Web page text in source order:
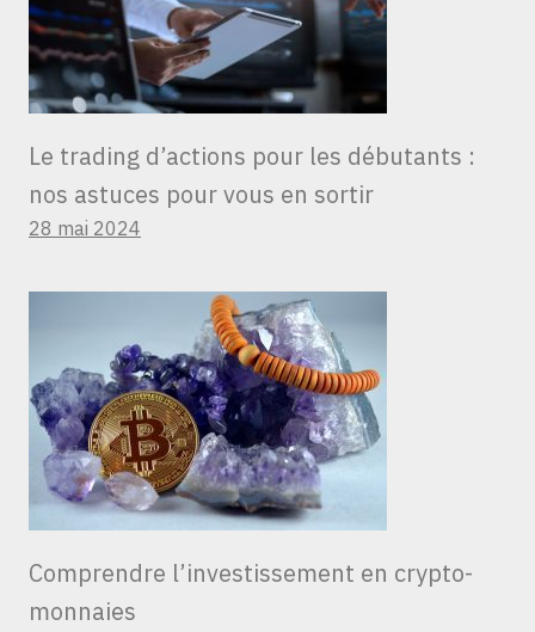
Le trading d’actions pour les débutants :
nos astuces pour vous en sortir
28 mai 2024
Comprendre l’investissement en crypto-
monnaies